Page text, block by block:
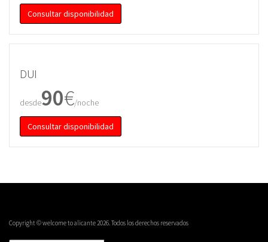
Consultar disponibilidad
DUI
desde90€/noche
Consultar disponibilidad
Copyright © welcome to alicante 2026. Todos los derechos reservados